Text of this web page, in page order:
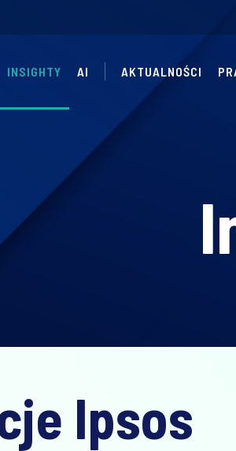
INSIGHTY AI AKTUALNOŚCI
Ipsos